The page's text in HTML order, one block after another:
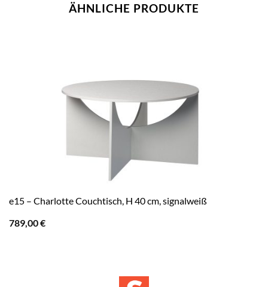
ÄHNLICHE PRODUKTE
e15 – Charlotte Couchtisch, H 40 cm, signalweiß
789,00€